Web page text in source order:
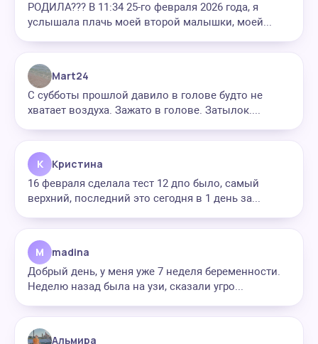
РОДИЛА??? В 11:34 25-го февраля 2026 года, я
услышала плачь моей второй малышки, моей...
Mart24
С субботы прошлой давило в голове будто не
хватает воздуха. Зажато в голове. Затылок....
К Кристина
16 февраля сделала тест 12 дпо было, самый
верхний, последний это сегодня в 1 день за...
M madina
Добрый день, у меня уже 7 неделя беременности.
Неделю назад была на узи, сказали угро...
Альмира